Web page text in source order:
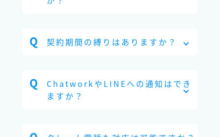
契約期間の縛りはありますか？
ChatworkやLINEへの通知はでき
ますか？